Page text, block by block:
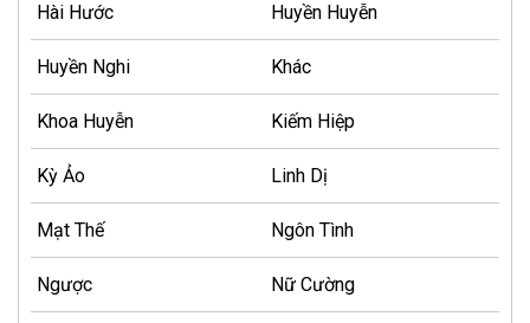
Hài Hước Huyền Huyễn
Huyền Nghi Khác
Khoa Huyễn Kiếm Hiệp
Kỳ Ảo Linh Dị
Mạt Thế Ngôn Tình
Ngược Nữ Cường